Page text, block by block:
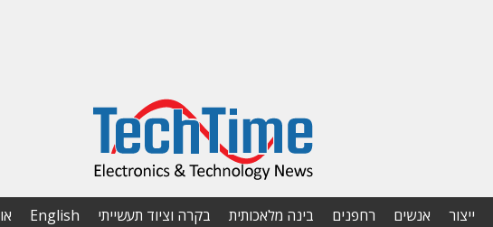
ייצור אנשים רחפנים בינה מלאכותית בקרה וציוד תעשייתי English